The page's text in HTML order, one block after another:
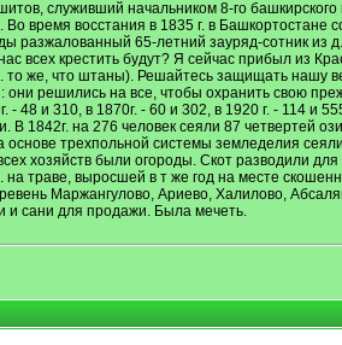
служивший начальником 8-го башкирского
время восстания в 1835 г. в Башкортостане
разжалованный 65-летний зауряд-сотник
всех крестить будут? Я сейчас прибыл из
же, что штаны). Решайтесь защищать нашу
они решились на все, чтобы охранить свою
48 и 310, в 1870г. - 60 и 302, в 1920 г. - 114 и
на 276 человек сеяли 87 четвертей
трехпольной системы земледелия сеяли
хозяйств были огороды. Скот разводили
траве, выросшей в т же год на месте
Маржангулово, Ариево, Халилово,
и сани для продажи. Была мечеть.